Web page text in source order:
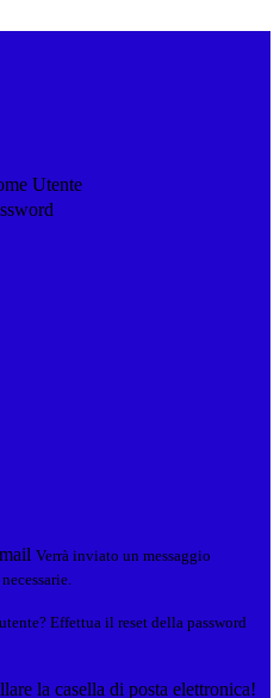
Utente
Verrà inviato un messaggio
Effettua il reset della password
la casella di posta elettronica!